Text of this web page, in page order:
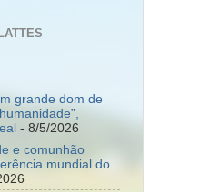
grande dom de
- 8/5/2026
e comunhão
mundial do